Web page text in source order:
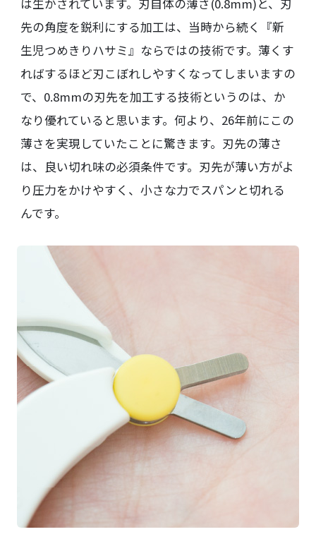
は生かされています。刃自体の薄さ(0.8mm)と、刃
先の角度を鋭利にする加工は、当時から続く『新
生児つめきりハサミ』ならではの技術です。薄くす
ればするほど刃こぼれしやすくなってしまいますの
で、0.8mmの刃先を加工する技術というのは、か
なり優れていると思います。何より、26年前にこの
薄さを実現していたことに驚きます。刃先の薄さ
は、良い切れ味の必須条件です。刃先が薄い方がよ
り圧力をかけやすく、小さな力でスパンと切れる
んです。